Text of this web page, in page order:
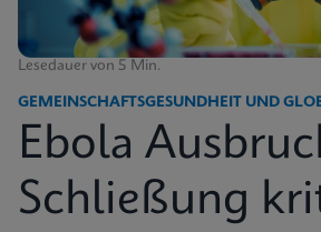
Lesedauer von 5 Min.
GEMEINSCHAFTSGESUNDHEIT UND
Ebola
Schließung